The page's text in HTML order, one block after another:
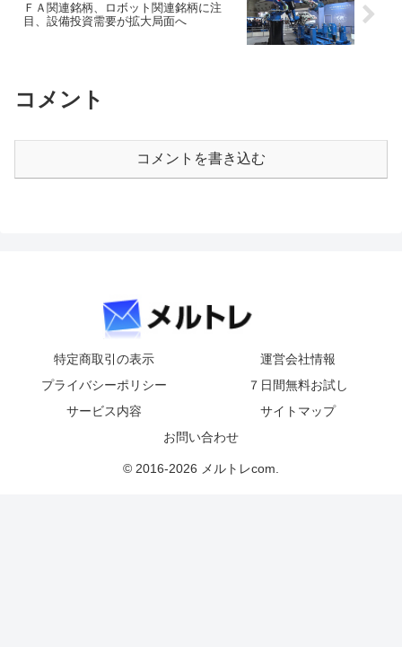
ＦＡ関連銘柄、ロボット関連銘柄に注
目、設備投資需要が拡大局面へ
コメント
コメントを書き込む
特定商取引の表示
運営会社情報
プライバシーポリシー
７日間無料お試し
サービス内容
サイトマップ
お問い合わせ
© 2016-2026 メルトレcom.